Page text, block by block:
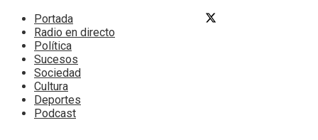
Portada
Radio en directo
Política
Sucesos
Sociedad
Cultura
Deportes
Podcast